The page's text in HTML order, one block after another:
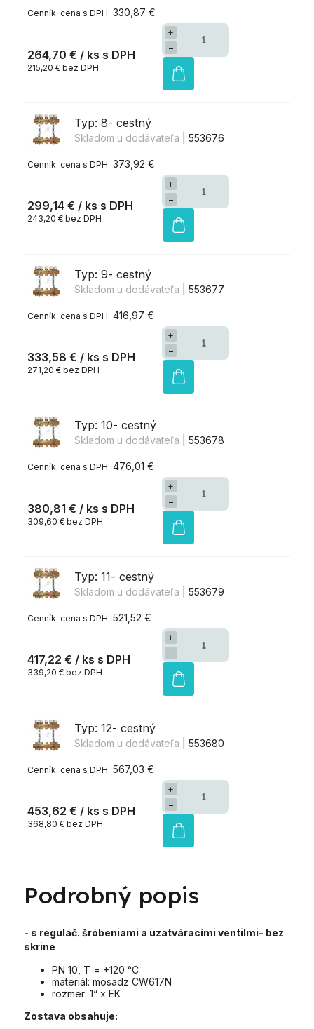
330,87 €
264,70 € / ks
215,20 € bez DPH
+
−
Typ: 8- cestný
Skladom u dodávateľa | 553676
373,92 €
299,14 € / ks
243,20 € bez DPH
+
−
Typ: 9- cestný
Skladom u dodávateľa | 553677
416,97 €
333,58 € / ks
271,20 € bez DPH
+
−
Typ: 10- cestný
Skladom u dodávateľa | 553678
476,01 €
380,81 € / ks
309,60 € bez DPH
+
−
Typ: 11- cestný
Skladom u dodávateľa | 553679
521,52 €
417,22 € / ks
339,20 € bez DPH
+
−
Typ: 12- cestný
Skladom u dodávateľa | 553680
567,03 €
453,62 € / ks
368,80 € bez DPH
+
−
Podrobný popis
- s regulač. šróbeniami a uzatváracími ventilmi- bez
skrine
PN 10, T = +120 °C
materiál: mosadz CW617N
rozmer: 1“ x EK
Zostava obsahuje: